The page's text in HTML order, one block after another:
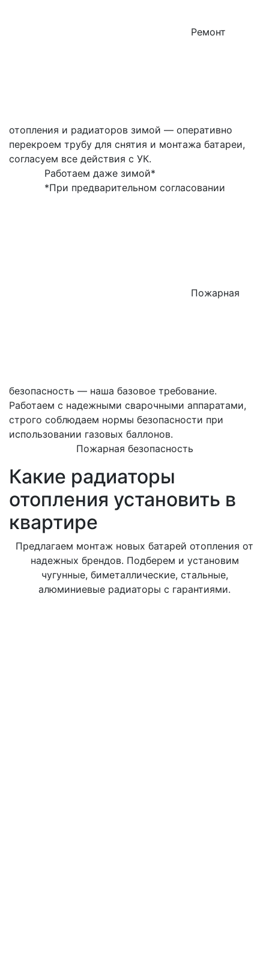
Ремонт
отопления и радиаторов зимой — оперативно
перекроем трубу для снятия и монтажа батареи,
согласуем все действия с УК.
Работаем даже зимой*
*При предварительном согласовании
Пожарная
безопасность — наша базовое требование.
Работаем с надежными сварочными аппаратами,
строго соблюдаем нормы безопасности при
использовании газовых баллонов.
Пожарная безопасность
Какие радиаторы
отопления установить в
квартире
Предлагаем монтаж новых батарей отопления от
надежных брендов. Подберем и установим
чугунные, биметаллические, стальные,
алюминиевые радиаторы с гарантиями.